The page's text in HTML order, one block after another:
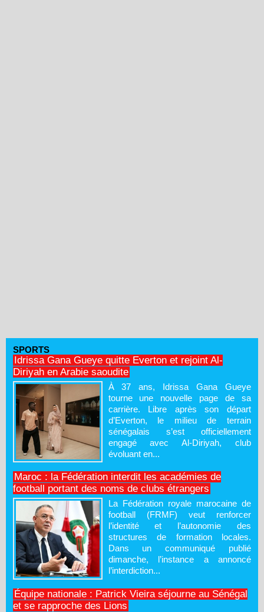
SPORTS
Idrissa Gana Gueye quitte Everton et rejoint Al-
Diriyah en Arabie saoudite
À 37 ans, Idrissa Gana Gueye
tourne une nouvelle page de sa
carrière. Libre après son départ
d’Everton, le milieu de terrain
sénégalais s’est officiellement
engagé avec Al-Diriyah, club
évoluant en...
Maroc : la Fédération interdit les académies de
football portant des noms de clubs étrangers
La Fédération royale marocaine de
football (FRMF) veut renforcer
l’identité et l’autonomie des
structures de formation locales.
Dans un communiqué publié
dimanche, l’instance a annoncé
l’interdiction...
Équipe nationale : Patrick Vieira séjourne au Sénégal
et se rapproche des Lions